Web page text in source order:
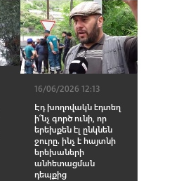
16/06/2026 12:13
Էդ խողովակն էդտեղ
ի՞նչ գործ ունի, որ
երեխքեն էլ ընկնեն
ջուրը. ինչ է հայտնի
երեխաների
անհետացման
դեպքից